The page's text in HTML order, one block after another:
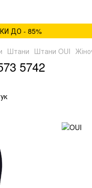
ДО - 85%
Штани Штани OUI
5742